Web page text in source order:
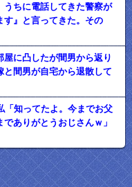
うちに電話してきた警察が
す』と言ってきた。その
に凸したが間男から返り
間男が自宅から退散して
「知ってたよ。今までお父
ありがとうおじさんｗ」